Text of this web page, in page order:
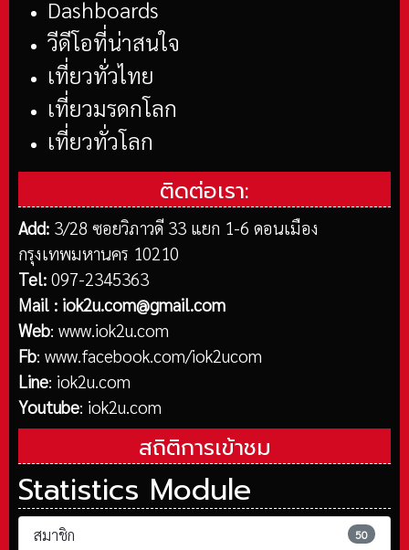
Dashboards
วีดีโอที่น่าสนใจ
เที่ยวทั่วไทย
เที่ยวมรดกโลก
เที่ยวทั่วโลก
ติดต่อเรา:
Add: 3/28 ซอยวิภาวดี 33 แยก 1-6 ดอนเมือง
กรุงเทพมหานคร 10210
Tel: 097-2345363
Mail : iok2u.com@gmail.com
Web: www.iok2u.com
Fb: www.facebook.com/iok2ucom
Line: iok2u.com
Youtube: iok2u.com
สถิติการเข้าชม
Statistics Module
สมาชิก 50